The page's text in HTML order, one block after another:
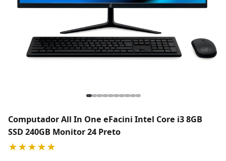
Computador All In One eFacini Intel Core i3 8GB
SSD 240GB Monitor 24 Preto
★★★★★